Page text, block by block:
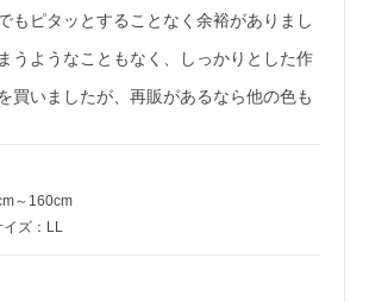
もピタッとすることなく余裕がありまし
うようなこともなく、しっかりとした作
買いましたが、再販があるなら他の色も
～160cm
イズ：LL